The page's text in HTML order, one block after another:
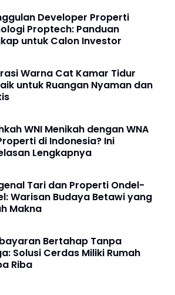
Developer Properti
Proptech: Panduan
untuk Calon Investor
Warna Cat Kamar Tidur
untuk Ruangan Nyaman dan
WNI Menikah dengan WNA
di Indonesia? Ini
Lengkapnya
Tari dan Properti Ondel-
Warisan Budaya Betawi yang
Makna
Bertahap Tanpa
Solusi Cerdas Miliki Rumah
Riba